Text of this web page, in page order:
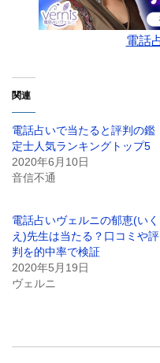
電話
関連
電話占いで当たると評判の鑑
定士人気ランキングトップ5
2020年6月10日
音信不通
電話占いヴェルニの郁恵(いく
え)先生は当たる？口コミや評
判を的中率で検証
2020年5月19日
ヴェルニ